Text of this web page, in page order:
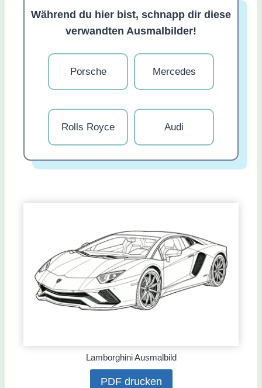
Während du hier bist, schnapp dir diese
verwandten Ausmalbilder!
Porsche Mercedes
Rolls Royce Audi
Lamborghini Ausmalbild
PDF drucken